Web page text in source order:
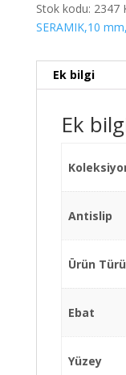
Stok kodu: 2347
SERAMIK,10
Ek bilgi
Ek
Antislip
Ürün Türü
Ebat
Yüzey